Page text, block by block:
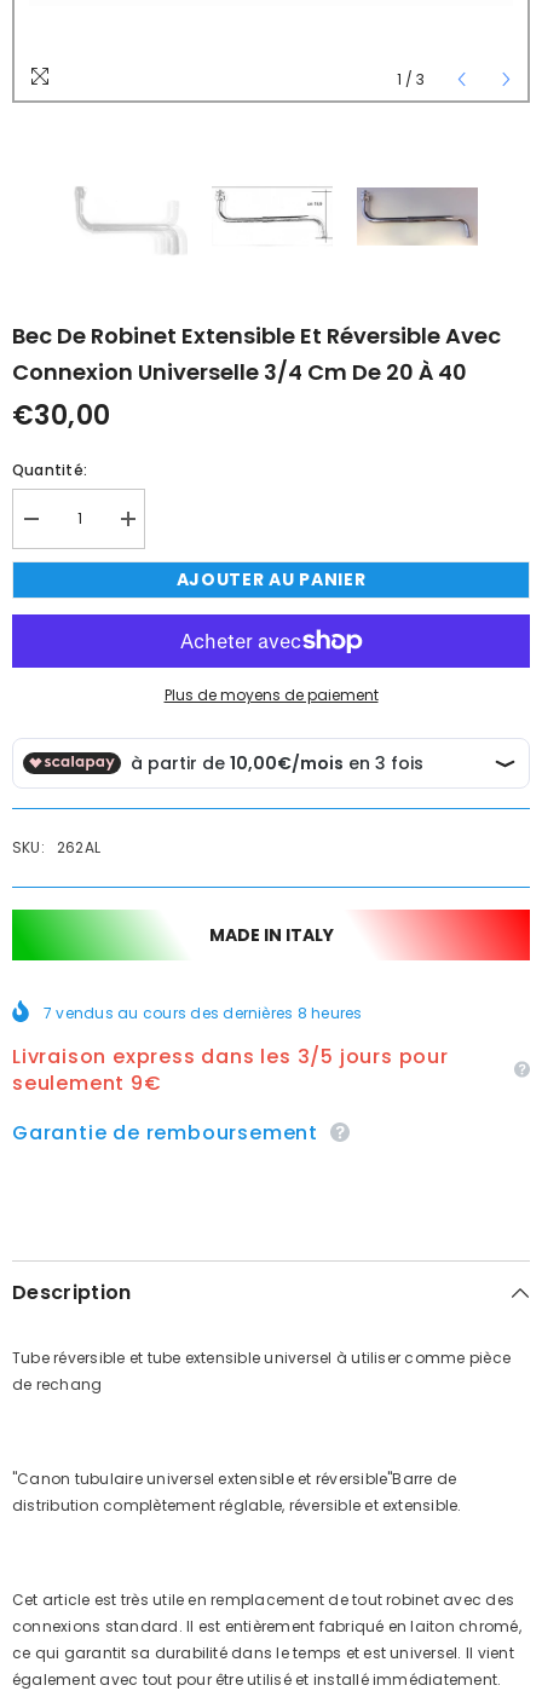
1 / 3
Bec De Robinet Extensible Et Réversible Avec
Connexion Universelle 3/4 Cm De 20 À 40
€30,00
Quantité:
Réduire
la
quantité
Bec
de
et
universelle
3/4
40
Augmenter
la
quantité
Bec
de
extensible
et
réversible
universelle
3/4
AJOUTER AU PANIER
Plus de moyens de paiement
SKU: 262AL
MADE IN ITALY
7 vendus au cours des dernières 8 heures
Livraison express dans les 3/5 jours pour
seulement 9€
Garantie de remboursement
Description
Tube réversible et tube extensible universel à utiliser comme pièce
de rechang
"Canon tubulaire universel extensible et réversible"Barre de
distribution complètement réglable, réversible et extensible.
Cet article est très utile en remplacement de tout robinet avec des
connexions standard. Il est entièrement fabriqué en laiton chromé,
ce qui garantit sa durabilité dans le temps et est universel. Il vient
également avec tout pour être utilisé et installé immédiatement.